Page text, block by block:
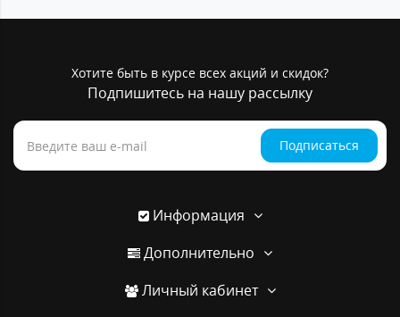
Хотите быть в курсе всех акций и скидок?
Подпишитесь на нашу рассылку
Подписаться
Информация
Дополнительно
Личный кабинет